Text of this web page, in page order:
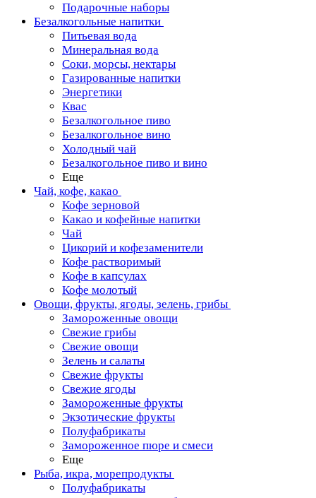
Подарочные наборы
Безалкогольные напитки
Питьевая вода
Минеральная вода
Соки, морсы, нектары
Газированные напитки
Энергетики
Квас
Безалкогольное пиво
Безалкогольное вино
Холодный чай
Безалкогольное пиво и вино
Еще
Чай, кофе, какао
Кофе зерновой
Какао и кофейные напитки
Чай
Цикорий и кофезаменители
Кофе растворимый
Кофе в капсулах
Кофе молотый
Овощи, фрукты, ягоды, зелень, грибы
Замороженные овощи
Свежие грибы
Свежие овощи
Зелень и салаты
Свежие фрукты
Свежие ягоды
Замороженные фрукты
Экзотические фрукты
Полуфабрикаты
Замороженное пюре и смеси
Еще
Рыба, икра, морепродукты
Полуфабрикаты